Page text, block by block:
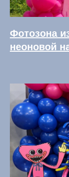
Фотозона
неоновой